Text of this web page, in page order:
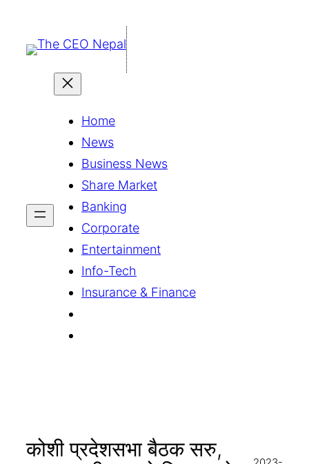
जानुहोस्
Home
News
Business News
Share Market
Banking
Corporate
Entertainment
Info-Tech
Insurance & Finance
कोशी प्रदेशसभा बैठक सरु,